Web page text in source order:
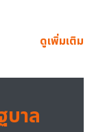
ดูเพิ่มเติม
บาล